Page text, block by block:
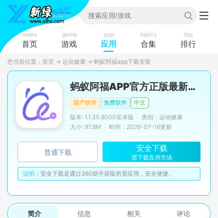
index
首页
game
游戏
app
应用
topics
合集
top
排行
您当前位置： 首页 → 运动健康 → 蚂蚁阿福app下载安装
蚂蚁阿福APP官方正版最新版本
国产软件 免费软件
中文
版本: 1.1.30.8000安卓版
类别：运动健康
大小: 97.8M
时间： 2026-07-16更新
普通下载 安全下载
需下载应用市场
说明： 安全下载是通过360助手获取所需应用，安全便捷。
简介 信息 相关 评论